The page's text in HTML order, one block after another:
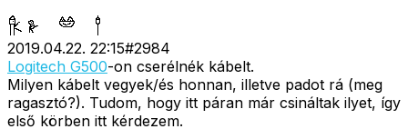
2019.04.22. 22:15#2984
Logitech G500-on cserélnék kábelt.
Milyen kábelt vegyek/és honnan, illetve padot rá (meg
ragasztó?). Tudom, hogy itt páran már csináltak ilyet, így
első körben itt kérdezem.